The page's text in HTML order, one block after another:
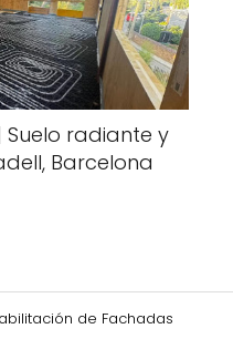
Suelo radiante y
Barcelona
de Fachadas